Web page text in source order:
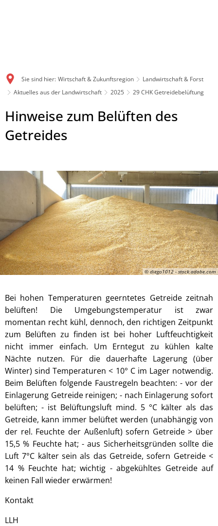
Sie sind hier: Wirtschaft & Zukunftsregion
Landwirtschaft & Forst
Aktuelles aus der Landwirtschaft
2025 29 CHK Getreidebelüftung
Hinweise zum Belüften des
Getreides
© diego1012 - stock.adobe.com
Bei hohen Temperaturen geerntetes Getreide zeitnah
belüften! Die Umgebungstemperatur ist zwar
momentan recht kühl, dennoch, den richtigen Zeitpunkt
zum Belüften zu finden ist bei hoher Luftfeuchtigkeit
nicht immer einfach. Um Erntegut zu kühlen kalte
Nächte nutzen. Für die dauerhafte Lagerung (über
Winter) sind Temperaturen < 10° C im Lager notwendig.
Beim Belüften folgende Faustregeln beachten: - vor der
Einlagerung Getreide reinigen; - nach Einlagerung sofort
belüften; - ist Belüftungsluft mind. 5 °C kälter als das
Getreide, kann immer belüftet werden (unabhängig von
der rel. Feuchte der Außenluft) sofern Getreide > über
15,5 % Feuchte hat; - aus Sicherheitsgründen sollte die
Luft 7°C kälter sein als das Getreide, sofern Getreide <
14 % Feuchte hat; wichtig - abgekühltes Getreide auf
keinen Fall wieder erwärmen!
Kontakt
LLH